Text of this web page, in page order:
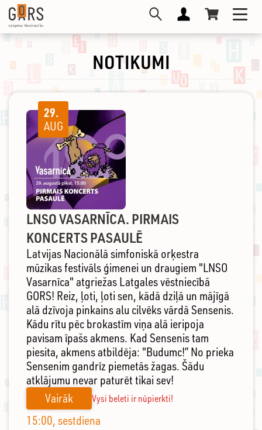
Pārlekt
galveno
saturu
NOTIKUMI
LNSO VASARNĪCA. PIRMAIS
KONCERTS PASAULĒ
Latvijas Nacionālā simfoniskā orķestra
mūzikas festivāls ģimenei un draugiem "LNSO
Vasarnīca" atgriežas Latgales vēstniecībā
GORS! Reiz, ļoti, ļoti sen, kādā dziļā un mājīgā
alā dzīvoja pinkains alu cilvēks vārdā Sensenis.
Kādu rītu pēc brokastīm viņa alā ieripoja
pavisam īpašs akmens. Kad Sensenis tam
piesita, akmens atbildēja: "Budumc!” No prieka
Sensenim gandrīz piemetās žagas. Šādu
atklājumu nevar paturēt tikai sev!
Vairāk
Vysi beleti ir nūpierkti!
29.
AUG
15:00, sestdiena